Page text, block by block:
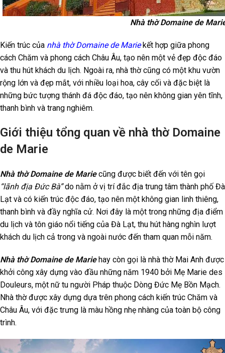
Nhà thờ Domaine de
Kiến trúc của nhà thờ Domaine de Mariekết hợp giữa phong
cách Chăm và phong cách Châu Âu, tạo nên một vẻ đẹp độc đáo
và thu hút khách du lịch. Ngoài ra, nhà thờ cũng có một khu vườn
rộng lớn và đẹp mắt, với nhiều loại hoa, cây cối và đặc biệt là
những bức tượng thánh đá độc đáo, tạo nên không gian yên tĩnh,
thanh bình và trang nghiêm.
Giới thiệu tổng quan về nhà thờ Domaine
de Marie
Nhà thờ Domaine de Mariecũng được biết đến với tên gọi
“lãnh địa Đức Bà”do nằm ở vị trí đắc địa trung tâm thành phố Đà
Lạt và có kiến trúc độc đáo, tạo nên một không gian linh thiêng,
thanh bình và đầy nghĩa cử. Nơi đây là một trong những địa điểm
du lịch và tôn giáo nổi tiếng của Đà Lạt, thu hút hàng nghìn lượt
khách du lịch cả trong và ngoài nước đến tham quan mỗi năm.
Nhà thờ Domaine de Mariehay còn gọi là nhà thờ Mai Anh được
khởi công xây dựng vào đầu những năm 1940 bởi Mẹ Marie des
Douleurs, một nữ tu người Pháp thuộc Dòng Đức Mẹ Bồn Mạch.
Nhà thờ được xây dựng dựa trên phong cách kiến trúc Chăm và
Châu Âu, với đặc trưng là màu hồng nhẹ nhàng của toàn bộ công
trình.